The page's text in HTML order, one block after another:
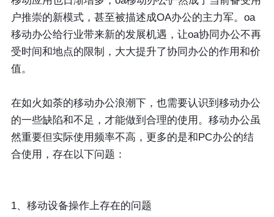
户推崇的新模式，甚至被描述成OA办公的主力军。oa
移动办公给行业带来新的发展机遇，让oa协同办公不再
受时间和地点的限制，大大提升了协同办公的作用和价
值。
在如火如荼的移动办公浪潮下，也需要认识到移动办公
的一些缺陷和不足，才能做到合理的使用。移动办公虽
然重要但实际使用频率不高，更多的是和PC办公的结
合使用，存在以下问题：
1、移动设备操作上存在的问题